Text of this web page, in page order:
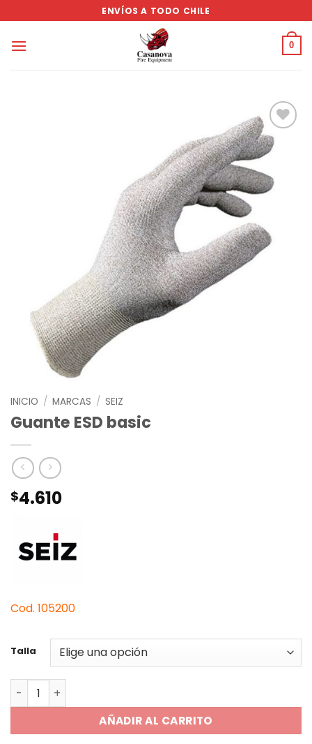
al
contenido
ENVÍOS A TODO CHILE
0
INICIO / MARCAS / SEIZ
Guante ESD basic
$4.610
Cod. 105200
Talla
Guante ESD basic cantidad
AÑADIR AL CARRITO